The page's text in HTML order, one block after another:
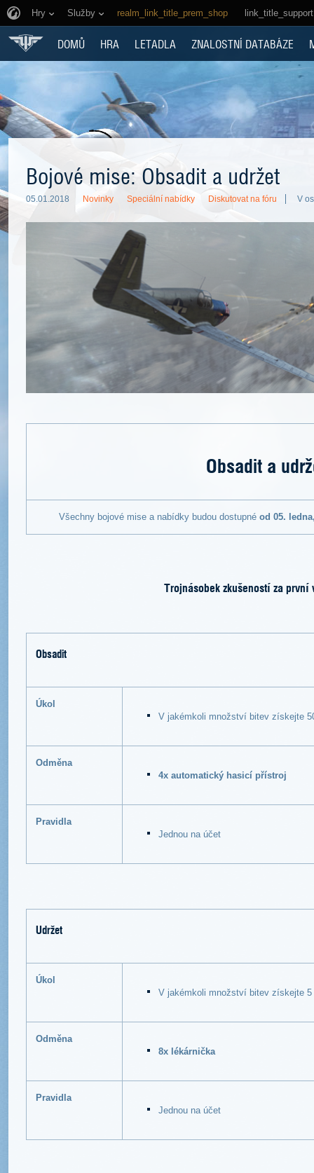
Hry Služby realm_link_title_prem_shop link_title_support
DOMŮ HRA LETADLA ZNALOSTNÍ DATABÁZE
Bojové mise: Obsadit a udržet
05.01.2018 Novinky Speciální nabídky Diskutovat na fóru V
Obsadit a
Všechny bojové mise a nabídky budou dostupné od 05.
Trojnásobek zkušeností za první
Obsadit
Úkol
V jakémkoli množství bitev získejte
Odměna
4x automatický hasicí přístroj
Pravidla
Jednou na účet
Udržet
Úkol
V jakémkoli množství bitev získejte 5
Odměna
8x lékárnička
Pravidla
Jednou na účet